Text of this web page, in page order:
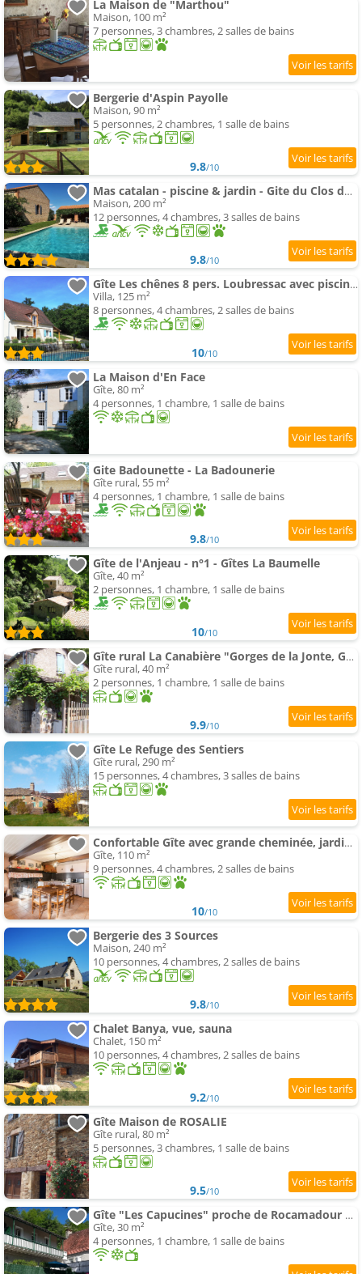
La Maison de "Marthou"
Maison, 100 m²
7 personnes, 3 chambres, 2 salles de bains
Bergerie d'Aspin Payolle
Maison, 90 m²
5 personnes, 2 chambres, 1 salle de bains
9.8/10
Mas catalan - piscine & jardin - Gite du Clos des Aspres
Maison, 200 m²
12 personnes, 4 chambres, 3 salles de bains
9.8/10
Gîte Les chênes 8 pers. Loubressac avec piscine, WiFi, babyfoot
Villa, 125 m²
8 personnes, 4 chambres, 2 salles de bains
10/10
La Maison d'En Face
Gîte, 80 m²
4 personnes, 1 chambre, 1 salle de bains
Gite Badounette - La Badounerie
Gîte rural, 55 m²
4 personnes, 1 chambre, 1 salle de bains
9.8/10
Gîte de l'Anjeau - n°1 - Gîtes La Baumelle
Gîte, 40 m²
2 personnes, 1 chambre, 1 salle de bains
10/10
Gîte rural La Canabière "Gorges de la Jonte, Gorges du Tarn"
Gîte rural, 40 m²
2 personnes, 1 chambre, 1 salle de bains
9.9/10
Gîte Le Refuge des Sentiers
Gîte rural, 290 m²
15 personnes, 4 chambres, 3 salles de bains
Confortable Gîte avec grande cheminée, jardin et terrasse
Gîte, 110 m²
9 personnes, 4 chambres, 2 salles de bains
10/10
Bergerie des 3 Sources
Maison, 240 m²
10 personnes, 4 chambres, 2 salles de bains
9.8/10
Chalet Banya, vue, sauna
Chalet, 150 m²
10 personnes, 4 chambres, 2 salles de bains
9.2/10
Gîte Maison de ROSALIE
Gîte rural, 80 m²
5 personnes, 3 chambres, 1 salle de bains
9.5/10
Gîte "Les Capucines" proche de Rocamadour et de Sarlat
Gîte, 30 m²
4 personnes, 1 chambre, 1 salle de bains